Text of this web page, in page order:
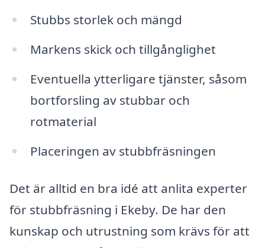
Stubbs storlek och mängd
Markens skick och tillgånglighet
Eventuella ytterligare tjänster, såsom
bortforsling av stubbar och
rotmaterial
Placeringen av stubbfräsningen
Det är alltid en bra idé att anlita experter
för stubbfräsning i Ekeby. De har den
kunskap och utrustning som krävs för att